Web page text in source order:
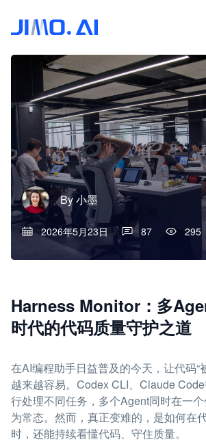
By小墨
2026年5月23日 87 295
Harness Monitor：多
时代的代码质量守护之道
在AI编程助手日益普及的今天，让代码“
越来越容易。Codex CLI、Claude
行处理不同任务，多个Agent同时在一
为常态。然而，真正变难的，是如何在
时，还能持续看懂代码、守住质量。